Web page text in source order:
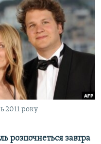
2011 року
розпочнеться завтра